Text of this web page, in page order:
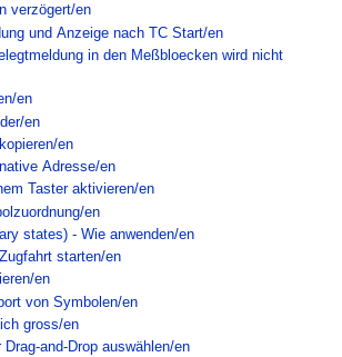
verzögert/en
und Anzeige nach TC Start/en
in den Meßbloecken wird nicht
en
en
en
Adresse/en
Taster aktivieren/en
en
states) - Wie anwenden/en
starten/en
en
von Symbolen/en
gross/en
Drag-and-Drop auswählen/en